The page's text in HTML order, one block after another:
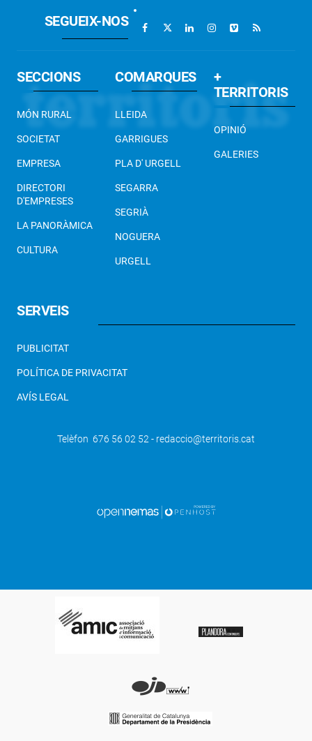
Mor el tècnic d'una grua que assistia un
altre cotxe a l'A-2 a Alcarràs
SEGUEIX-NOS
SECCIONS
MÓN RURAL
SOCIETAT
EMPRESA
DIRECTORI
D'EMPRESES
LA PANORÀMICA
CULTURA
COMARQUES
LLEIDA
GARRIGUES
PLA D' URGELL
SEGARRA
SEGRIÀ
NOGUERA
URGELL
+
TERRITORIS
OPINIÓ
GALERIES
SERVEIS
PUBLICITAT
POLÍTICA DE PRIVACITAT
AVÍS LEGAL
Telèfon 676 56 02 52 - redaccio@territoris.cat